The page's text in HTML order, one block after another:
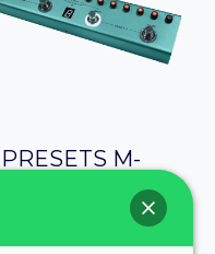
PRESETS M-
VAVE TANK G